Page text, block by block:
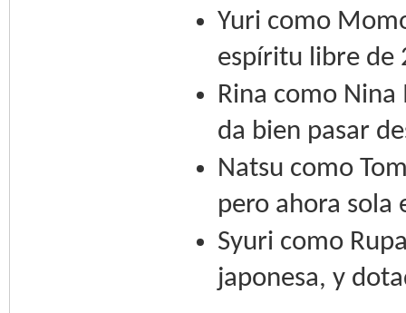
Yuri como
espíritu libre de
Rina como
da bien pasar
Natsu como
pero ahora sola
Syuri como
japonesa, y